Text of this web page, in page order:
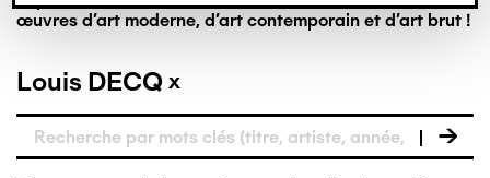
œuvres d’art moderne, d’art contemporain et d’art brut !
Louis DECQ